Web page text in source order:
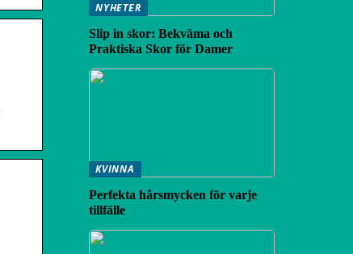
NYHETER
Slip in skor: Bekväma och
Praktiska Skor för Damer
KVINNA
Perfekta hårsmycken för varje
tillfälle